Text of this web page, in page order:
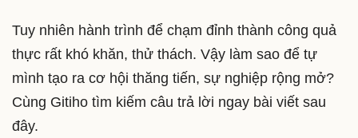
Tuy nhiên hành trình để chạm đỉnh thành công quả
thực rất khó khăn, thử thách. Vậy làm sao để tự
mình tạo ra cơ hội thăng tiến, sự nghiệp rộng mở?
Cùng Gitiho tìm kiếm câu trả lời ngay bài viết sau
đây.